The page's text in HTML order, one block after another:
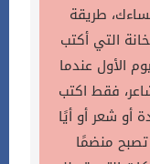
طريقة
التي أكتب
الأول عندما
فقط اكتب
أو شعر أو أيًا
منضمًا